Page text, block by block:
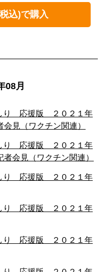
込)で購入
08月
り 応援版 ２０２１年
見（ワクチン関連）
り 応援版 ２０２１年
会見（ワクチン関連）
り 応援版 ２０２１年
り 応援版 ２０２１年
り 応援版 ２０２１年